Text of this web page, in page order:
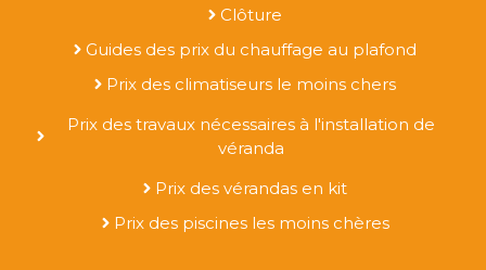
Clôture
Guides des prix du chauffage au plafond
Prix des climatiseurs le moins chers
Prix des travaux nécessaires à l'installation de
véranda
Prix des vérandas en kit
Prix des piscines les moins chères